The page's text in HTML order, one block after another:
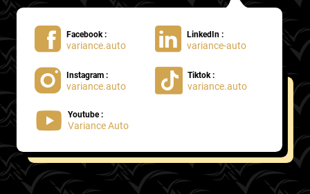
Pontiac
Porsche
Proton
Renault
Rolls
Facebook :
variance.auto
LinkedIn :
variance-auto
Instagram :
variance.auto
Tiktok :
variance.auto
Youtube :
Variance Auto